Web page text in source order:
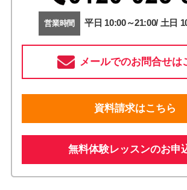
営業時間 平日 10:00～21:00/ 土日
メールでのお問合せは
資料請求はこちら
無料体験レッスンのお申